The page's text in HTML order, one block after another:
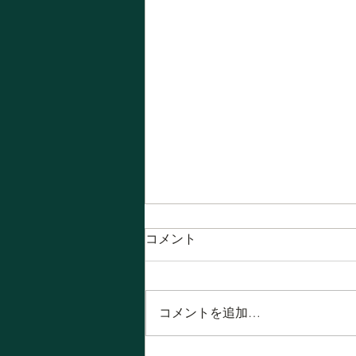
8月！ 今月の営業日は
コメント
コメントを追加…